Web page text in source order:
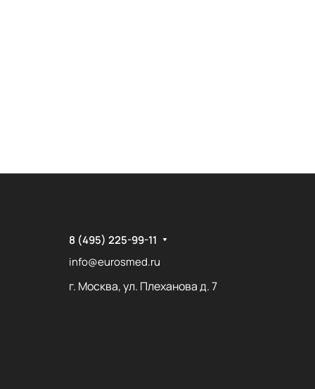
8 (495) 225-99-11
info@eurosmed.ru
г. Москва, ул. Плеханова д. 7